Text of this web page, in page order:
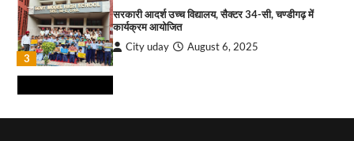
3 City uday August 6, 2026
4
₹227 करोड़ का ‘टेबल एजेंडा घोटाला’ भाजपा के
भ्रष्टाचार, तानाशाही और लोकतंत्र की हत्या का सबसे बड़ा
सबूत : एच.एस. लक्की
3
सरकारी आदर्श उच्च विद्यालय, सैक्टर 34-सी, चण्डीगढ़ में
कार्यक्रम आयोजित
City uday August 6, 2025